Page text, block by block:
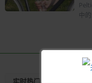
中